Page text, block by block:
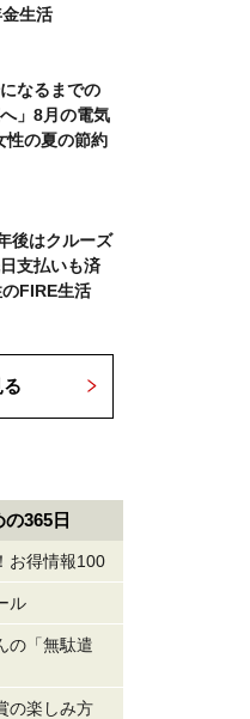
生活
なるまでの
」8月の電気
性の夏の節約
後はクルーズ
支払いも済
FIRE生活
365日
お得情報100
ル
の「無駄遣
の楽しみ方